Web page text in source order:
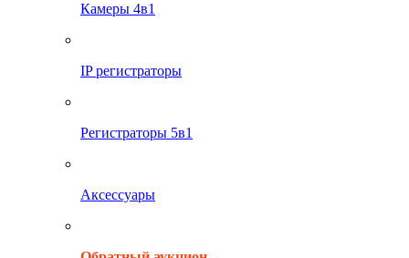
Камеры 4в1
IP регистраторы
Регистраторы 5в1
Аксессуары